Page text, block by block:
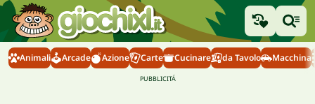
Animali Arcade Azione Carte Cucinare da Tavolo Macchina